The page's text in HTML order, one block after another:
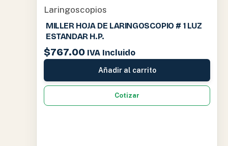
Laringoscopios
MILLER HOJA DE LARINGOSCOPIO # 1 LUZ
ESTANDAR H.P.
$767.00 IVA Incluido
Añadir al carrito
Cotizar